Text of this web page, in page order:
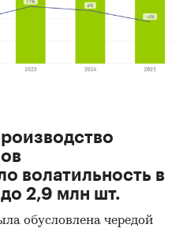
волатильность в
2,9 млн шт.
обусловлена чередой